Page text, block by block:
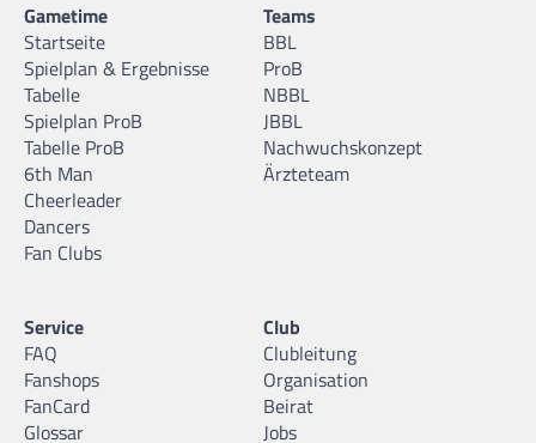
Gametime
Startseite
Spielplan & Ergebnisse
Tabelle
Spielplan ProB
Tabelle ProB
6th Man
Cheerleader
Dancers
Fan Clubs
Teams
BBL
ProB
NBBL
JBBL
Nachwuchskonzept
Ärzteteam
Service
FAQ
Fanshops
FanCard
Glossar
Club
Clubleitung
Organisation
Beirat
Jobs